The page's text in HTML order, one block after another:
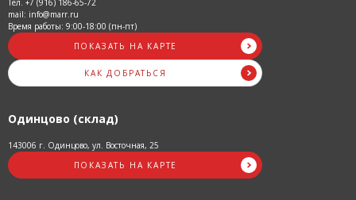
Тел. +7 (916) 186-65-72
mail: info@marr.ru
Время работы: 9:00-18:00 (пн-пт)
ПОКАЗАТЬ НА КАРТЕ
КАК ДОБРАТЬСЯ
Одинцово (склад)
143006 г. Одинцово, ул. Восточная, 25
ПОКАЗАТЬ НА КАРТЕ